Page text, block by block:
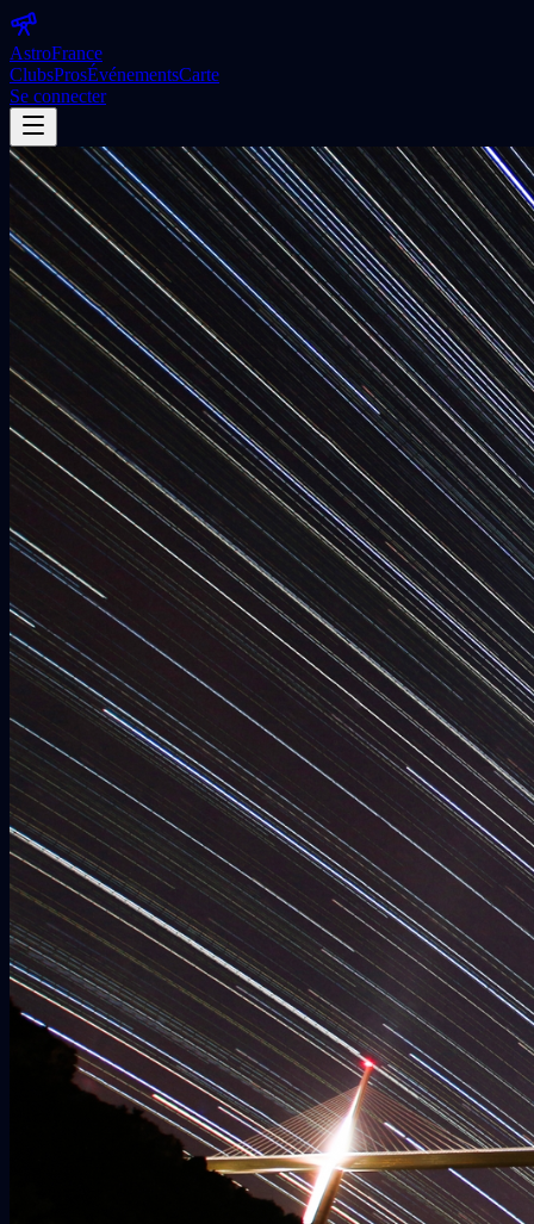
AstroFrance
ClubsProsÉvénementsCarte
Se connecter